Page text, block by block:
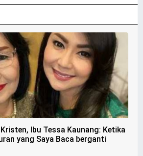
Ibu Tessa Kaunang: Ketika
yang Saya Baca berganti